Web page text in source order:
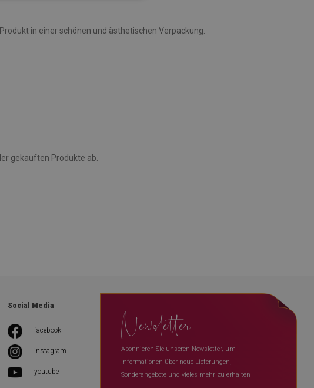
in einer schönen und ästhetischen Verpackung.
gekauften Produkte ab.
Social Media
facebook
instagram
youtube
Newsletter
Abonnieren Sie unseren Newsletter, um
Informationen über neue Lieferungen,
Sonderangebote und vieles mehr zu erhalten